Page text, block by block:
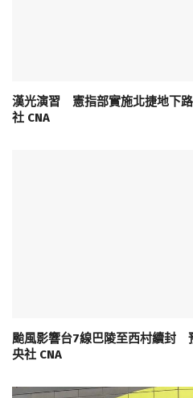
漢光演習 憲指部實施北捷地下
社 CNA
颱風影響台7線巴陵至西村續封
央社 CNA